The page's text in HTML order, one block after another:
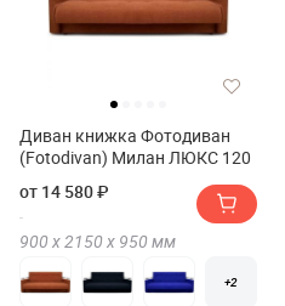
Диван книжка Фотодиван
(Fotodivan) Милан ЛЮКС 120
от 14 580 ₽
900 х2150 х 950 мм
+2